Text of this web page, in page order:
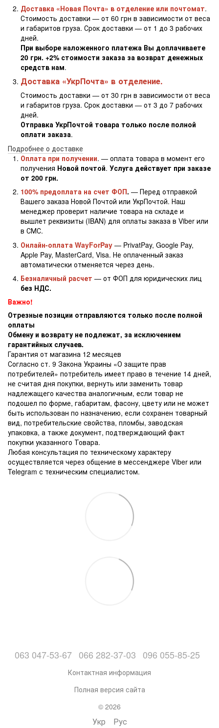
Доставка «Новая Почта» в отделение или почтомат.
Стоимость доставки — от 60 грн в зависимости от веса
и габаритов груза. Срок доставки — от 1 до 3 рабочих
дней.
При выборе наложенного платежа Вы доплачиваете
20 грн. +2% стоимости заказа за возврат денежных
средств нам.
Доставка «УкрПочта» в отделение.
Стоимость доставки — от 30 грн в зависимости от веса
и габаритов груза. Срок доставки — от 3 до 7 рабочих
дней.
Отправка УкрПочтой товара только после полной
оплати заказа.
Подробнее о доставке
Оплата при получении. — оплата товара в момент его
получения Новой почтой. Услуга действует при заказе
от 200 грн.
100% предоплата на счет ФОП. — Перед отправкой
Вашего заказа Новой Почтой или УкрПочтой. Наш
менеджер проверит наличие товара на складе и
вышлет реквизиты (IBAN) для оплаты заказа в Viber или
в СМС.
Онлайн-оплата WayForPay — PrivatPay, Google Pay,
Apple Pay, MasterCard, Visa. Не оплаченный заказ
автоматически отменяется через день.
Безналичный расчет — от ФОП для юридических лиц
без НДС.
Важно!
Отрезные позиции отправляются только после полной
оплаты
Обмену и возврату не подлежат, за исключением
гарантийных случаев.
Гарантия от магазина 12 месяцев
Согласно ст. 9 Закона Украины «О защите прав
потребителей» потребитель имеет право в течение 14 дней,
не считая дня покупки, вернуть или заменить товар
надлежащего качества аналогичным, если товар не
подошел по форме, габаритам, фасону, цвету или не может
быть использован по назначению, если сохранен товарный
вид, потребительские свойства, пломбы, заводская
упаковка, а также документ, подтверждающий факт
покупки указанного Товара.
Любая консультация по техническому характеру
осуществляется через общение в мессенджере Viber или
Telegram с техническим специалистом.
063 047-53-67 066 282-37-03 096 055-85-25
Контактная информация
Полная версия сайта
© 2026
Укр Рус